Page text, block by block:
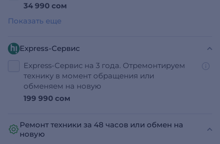
34 990 сом
Показать еще
Express-Сервис
Express-Сервис на 3 года. Отремонтируем
технику в момент обращения или
обменяем на новую
199 990 сом
Ремонт техники за 48 часов или обмен на
новую